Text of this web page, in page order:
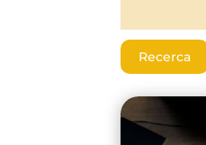
Recerca